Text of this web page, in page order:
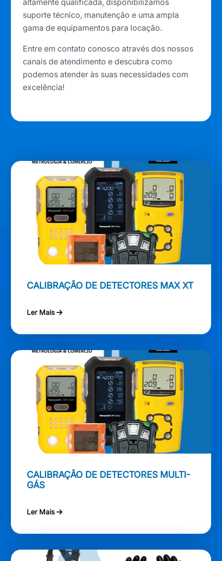
altamente qualificada, disponibilizamos
suporte técnico, manutenção e uma ampla
gama de equipamentos para locação.
Entre em contato conosco através dos nossos
canais de atendimento e descubra como
podemos atender às suas necessidades com
excelência!
CALIBRAÇÃO DE DETECTORES MAX XT
Ler Mais
CALIBRAÇÃO DE DETECTORES MULTI-
GÁS
Ler Mais